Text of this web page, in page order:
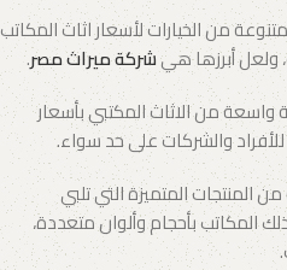
من الخيارات لأسعار اثاث المكاتب
ولعل أبرزها هيشركة ميراث مصر.
واسعة من الاثاث المكتبي بأسعار
والشركات على حد سواء.
المتميزة التي تلبي
المكاتب بأحجام وألوان متعددة،